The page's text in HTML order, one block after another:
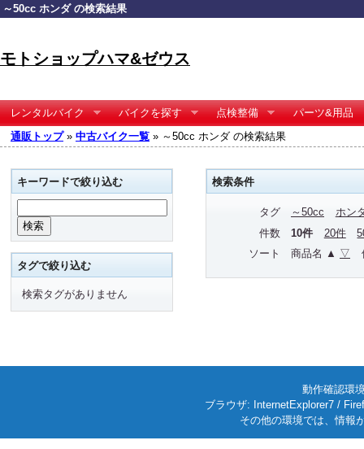
～50cc ホンダ の検索結果
モトショップハマ&ゼウス
レンタルバイク バイクを探す 点検整備
パーツ&用品
通販トップ» 中古バイク一覧 » ～50cc ホンダ の検索結果
検索条件
タグ ～50cc
ホン
件数
10件 20件
ソート
商品名 ▲ ▽
キーワードで絞り込む
タグで絞り込む
検索タグがありません
動作確認環
ブラウザ: InternetExplorer7 /
その他の環境では、情報